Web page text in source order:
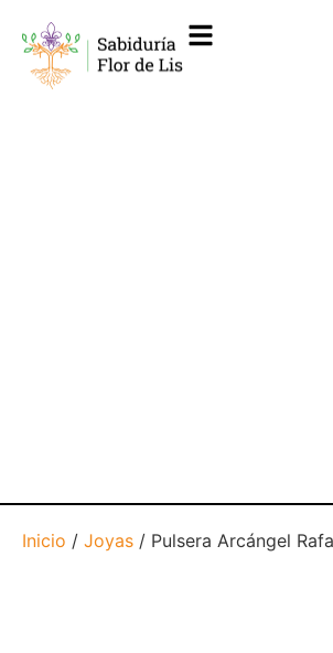
Inicio / Joyas / Pulsera Arcángel